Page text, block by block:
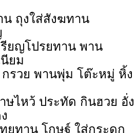
ถุงใส่สังฆทาน
ยญโปรยทาน พาน
ยม
รวย พานพุ่ม โต๊ะหมู่ หิ้ง
ษไหว้ ประทัด กินฮวย อั่ง
ยทาน โกษฐ์ ใส่กระดูก